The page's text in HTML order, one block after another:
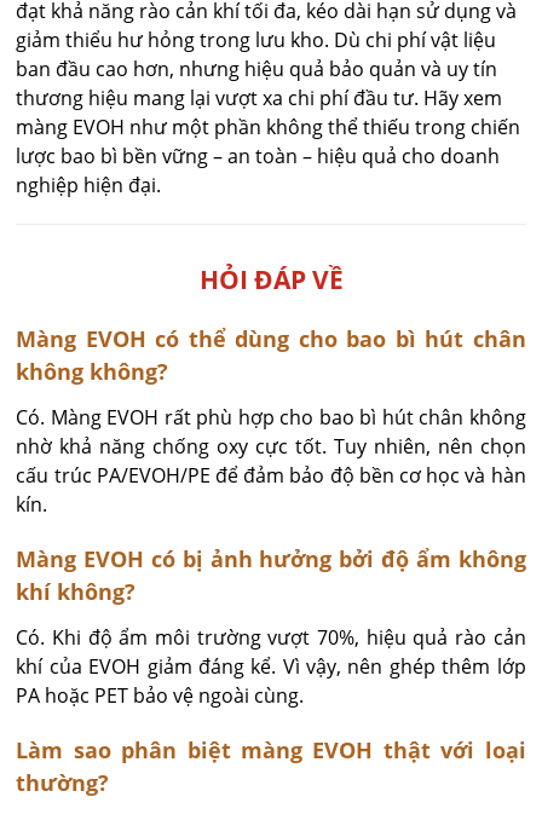
đạt khả năng rào cản khí tối đa, kéo dài hạn sử dụng và
giảm thiểu hư hỏng trong lưu kho. Dù chi phí vật liệu
ban đầu cao hơn, nhưng hiệu quả bảo quản và uy tín
thương hiệu mang lại vượt xa chi phí đầu tư. Hãy xem
màng EVOH như một phần không thể thiếu trong chiến
lược bao bì bền vững – an toàn – hiệu quả cho doanh
nghiệp hiện đại.
HỎI ĐÁP VỀ
Màng EVOH có thể dùng cho bao bì hút chân
không không?
Có. Màng EVOH rất phù hợp cho bao bì hút chân không
nhờ khả năng chống oxy cực tốt. Tuy nhiên, nên chọn
cấu trúc PA/EVOH/PE để đảm bảo độ bền cơ học và hàn
kín.
Màng EVOH có bị ảnh hưởng bởi độ ẩm không
khí không?
Có. Khi độ ẩm môi trường vượt 70%, hiệu quả rào cản
khí của EVOH giảm đáng kể. Vì vậy, nên ghép thêm lớp
PA hoặc PET bảo vệ ngoài cùng.
Làm sao phân biệt màng EVOH thật với loại
thường?